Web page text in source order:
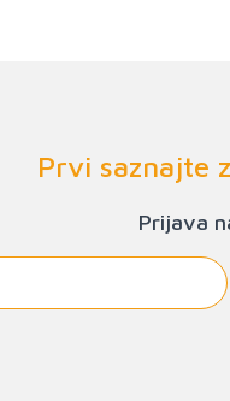
Prvi saznajte
Prijava